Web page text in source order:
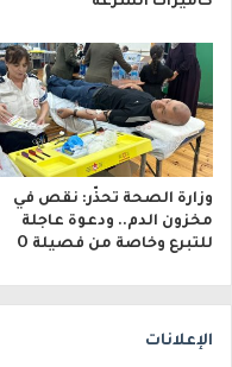
وزارة الصحة تحذّر: نقص في
مخزون الدم.. ودعوة عاجلة
للتبرع وخاصة من فصيلة O
الإعلانات